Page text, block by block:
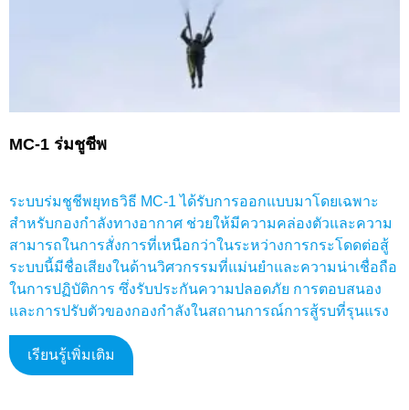
MC-1 ร่มชูชีพ
ระบบร่มชูชีพยุทธวิธี MC-1 ได้รับการออกแบบมาโดยเฉพาะ
สำหรับกองกำลังทางอากาศ ช่วยให้มีความคล่องตัวและความ
สามารถในการสั่งการที่เหนือกว่าในระหว่างการกระโดดต่อสู้
ระบบนี้มีชื่อเสียงในด้านวิศวกรรมที่แม่นยำและความน่าเชื่อถือ
ในการปฏิบัติการ ซึ่งรับประกันความปลอดภัย การตอบสนอง
และการปรับตัวของกองกำลังในสถานการณ์การสู้รบที่รุนแรง
เรียนรู้เพิ่มเติม